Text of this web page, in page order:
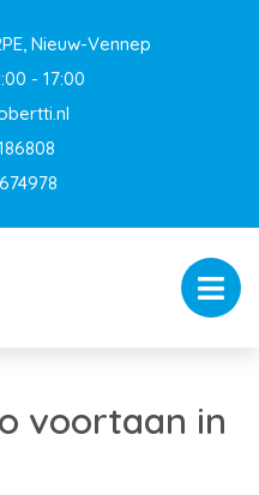
Nieuw-Vennep
- 17:00
voortaan in